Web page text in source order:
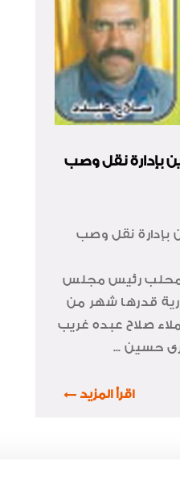
بإدارة نقل وصب
بإدارة نقل وصب
محلب رئيس مجلس
قدرها شهر من
صلاح عبده غريب
حسين ...
اقرأ المزيد